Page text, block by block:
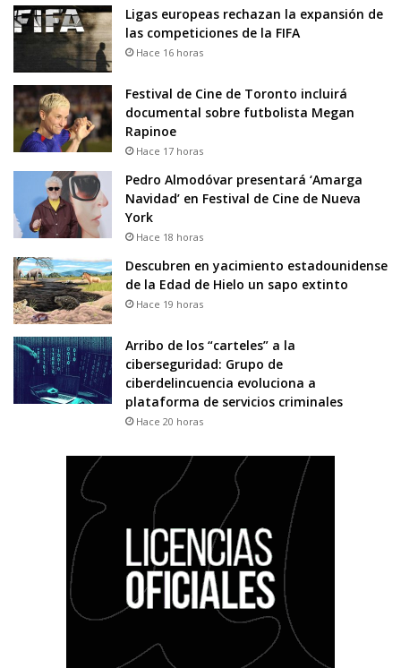
Ligas europeas rechazan la expansión de
las competiciones de la FIFA
Hace 16 horas
Festival de Cine de Toronto incluirá
documental sobre futbolista Megan
Rapinoe
Hace 17 horas
Pedro Almodóvar presentará ‘Amarga
Navidad’ en Festival de Cine de Nueva
York
Hace 18 horas
Descubren en yacimiento estadounidense
de la Edad de Hielo un sapo extinto
Hace 19 horas
Arribo de los “carteles” a la
ciberseguridad: Grupo de
ciberdelincuencia evoluciona a
plataforma de servicios criminales
Hace 20 horas